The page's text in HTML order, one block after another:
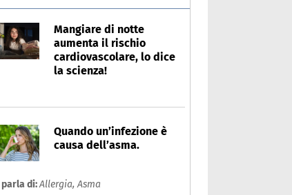
Mangiare di notte
aumenta il rischio
cardiovascolare, lo dice
la scienza!
Quando un’infezione è
causa dell’asma.
parla di:Allergia,Asma